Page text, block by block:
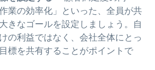
業の効率化」といった、全員が共
きなゴールを設定しましょう。自
の利益ではなく、会社全体にとっ
標を共有することがポイントで